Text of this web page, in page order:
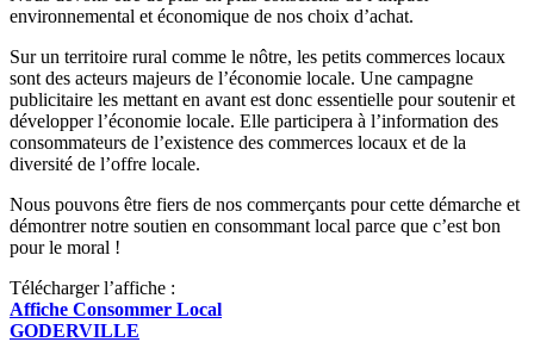
environnemental et économique de nos choix d’achat.
Sur un territoire rural comme le nôtre, les petits commerces locaux
sont des acteurs majeurs de l’économie locale. Une campagne
publicitaire les mettant en avant est donc essentielle pour soutenir et
développer l’économie locale. Elle participera à l’information des
consommateurs de l’existence des commerces locaux et de la
diversité de l’offre locale.
Nous pouvons être fiers de nos commerçants pour cette démarche et
démontrer notre soutien en consommant local parce que c’est bon
pour le moral !
Télécharger l’affiche :
Affiche Consommer Local
GODERVILLE